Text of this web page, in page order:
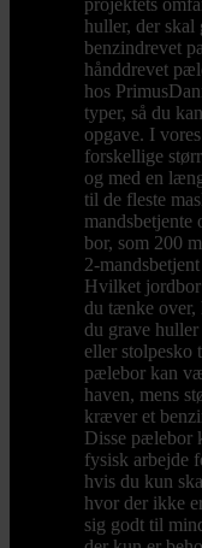
huller, der skal
benzindrevet
hånddrevet
hos
typer, så du
opgave. I
forskellige
og med en
til de fleste
mandsbetjente
bor, som 200
2-
Hvilket
du tænke over,
du grave
eller stolpesko
pælebor kan
haven, mens
kræver et
Disse pælebor
fysisk arbejde
hvis du kun
hvor der ikke
sig godt til